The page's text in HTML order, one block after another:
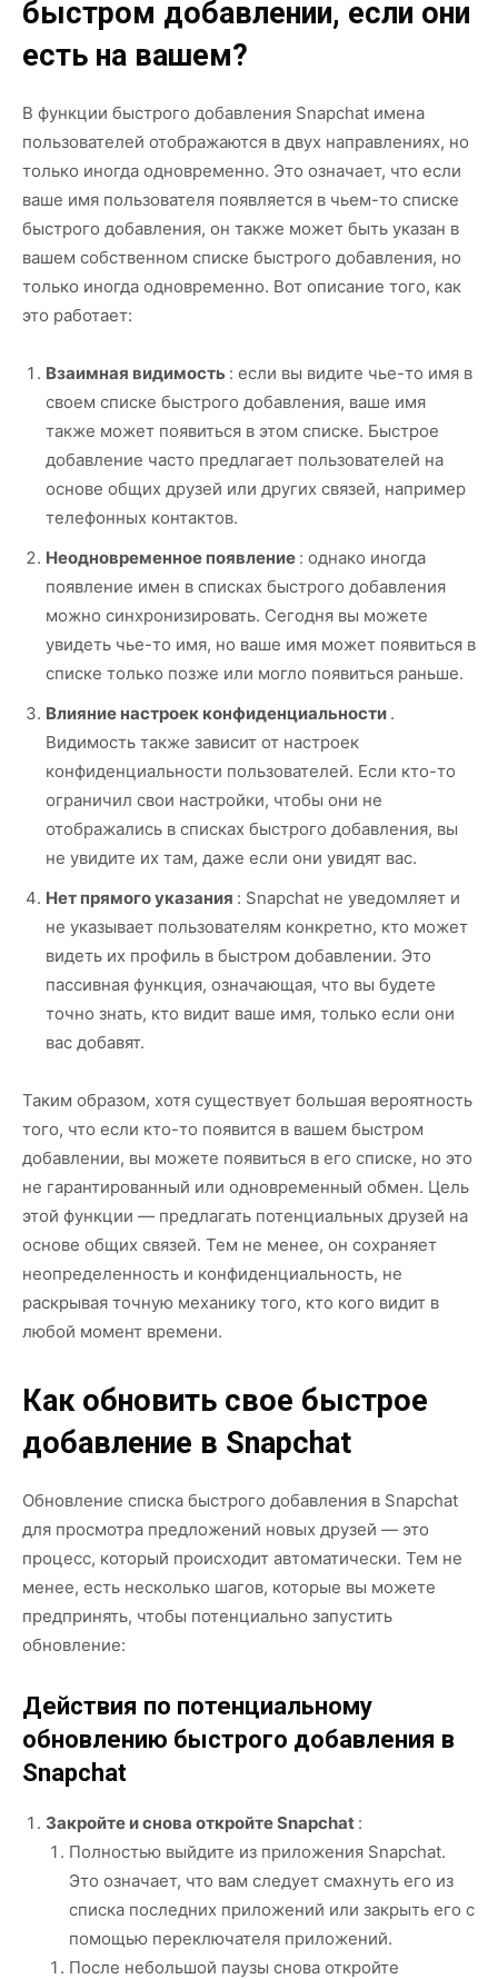
быстром добавлении, если они
есть на вашем?
В функции быстрого добавления Snapchat имена
пользователей отображаются в двух направлениях, но
только иногда одновременно. Это означает, что если
ваше имя пользователя появляется в чьем-то списке
быстрого добавления, он также может быть указан в
вашем собственном списке быстрого добавления, но
только иногда одновременно. Вот описание того, как
это работает:
Взаимная видимость : если вы видите чье-то имя в
своем списке быстрого добавления, ваше имя
также может появиться в этом списке. Быстрое
добавление часто предлагает пользователей на
основе общих друзей или других связей, например
телефонных контактов.
Неодновременное появление : однако иногда
появление имен в списках быстрого добавления
можно синхронизировать. Сегодня вы можете
увидеть чье-то имя, но ваше имя может появиться в
списке только позже или могло появиться раньше.
Влияние настроек конфиденциальности .
Видимость также зависит от настроек
конфиденциальности пользователей. Если кто-то
ограничил свои настройки, чтобы они не
отображались в списках быстрого добавления, вы
не увидите их там, даже если они увидят вас.
Нет прямого указания : Snapchat не уведомляет и
не указывает пользователям конкретно, кто может
видеть их профиль в быстром добавлении. Это
пассивная функция, означающая, что вы будете
точно знать, кто видит ваше имя, только если они
вас добавят.
Таким образом, хотя существует большая вероятность
того, что если кто-то появится в вашем быстром
добавлении, вы можете появиться в его списке, но это
не гарантированный или одновременный обмен. Цель
этой функции — предлагать потенциальных друзей на
основе общих связей. Тем не менее, он сохраняет
неопределенность и конфиденциальность, не
раскрывая точную механику того, кто кого видит в
любой момент времени.
Как обновить свое быстрое
добавление в Snapchat
Обновление списка быстрого добавления в Snapchat
для просмотра предложений новых друзей — это
процесс, который происходит автоматически. Тем не
менее, есть несколько шагов, которые вы можете
предпринять, чтобы потенциально запустить
обновление:
Действия по потенциальному
обновлению быстрого добавления в
Snapchat
Закройте и снова откройте Snapchat :
Полностью выйдите из приложения Snapchat.
Это означает, что вам следует смахнуть его из
списка последних приложений или закрыть его с
помощью переключателя приложений.
После небольшой паузы снова откройте